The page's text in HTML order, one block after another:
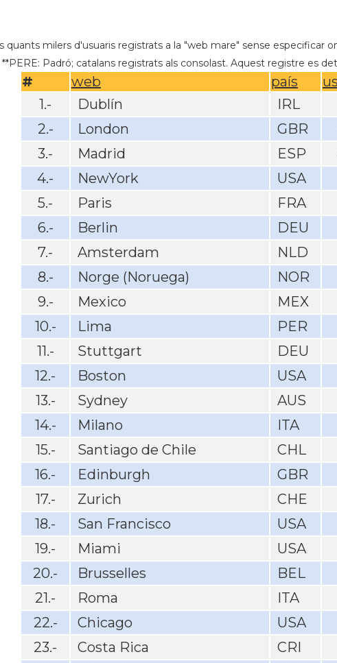
quants milers d'usuaris registrats a la "web mare" sense especificar
**PERE: Padró; catalans registrats als consolast. Aquest registre es
# web país
1.-
Dublín IRL
2.-
London GBR
3.-
Madrid ESP
4.-
NewYork USA
5.-
Paris FRA
6.-
Berlin DEU
7.-
Amsterdam NLD
8.-
Norge (Noruega) NOR
9.-
Mexico MEX
10.-
Lima PER
11.-
Stuttgart DEU
12.-
Boston USA
13.-
Sydney AUS
14.-
Milano ITA
15.-
Santiago de Chile CHL
16.-
Edinburgh GBR
17.-
Zurich CHE
18.-
San Francisco USA
19.-
Miami USA
20.-
Brusselles BEL
21.-
Roma ITA
22.-
Chicago USA
23.-
Costa Rica CRI